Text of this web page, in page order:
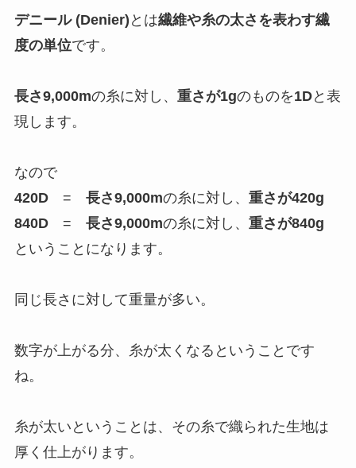
デニール (Denier) とは繊維や糸の太さを表わす繊
度の単位です。
長さ9,000mの糸に対し、 重さが1gのものを1Dと表
現します。
なので
420D= 長さ9,000mの糸に対し、 重さが420g
840D= 長さ9,000mの糸に対し、 重さが840g
ということになります。
同じ長さに対して重量が多い。
数字が上がる分、糸が太くなるということです
ね。
糸が太いということは、その糸で織られた生地は
厚く仕上がります。